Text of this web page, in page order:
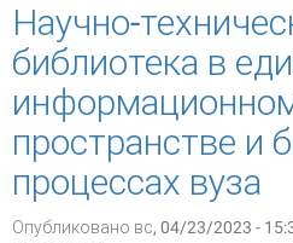
выбора
Научно-
библиотека в
пространстве и
процессах вуза
Опубликовано вс, 04/23/2023 -